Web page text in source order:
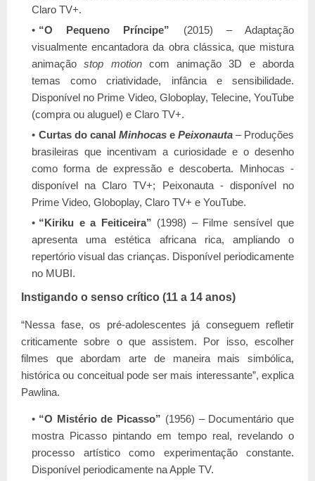
Claro TV+.
“O Pequeno Príncipe” (2015) – Adaptação
visualmente encantadora da obra clássica, que mistura
animaçãostop motioncom animação 3D e aborda
temas como criatividade, infância e sensibilidade.
Disponível no Prime Video, Globoplay, Telecine, YouTube
(compra ou aluguel) e Claro TV+.
Curtas do canal Minhocas e Peixonauta – Produções
brasileiras que incentivam a curiosidade e o desenho
como forma de expressão e descoberta. Minhocas -
disponível na Claro TV+; Peixonauta - disponível no
Prime Video, Globoplay, Claro TV+ e YouTube.
“Kiriku e a Feiticeira” (1998) – Filme sensível que
apresenta uma estética africana rica, ampliando o
repertório visual das crianças. Disponível periodicamente
no MUBI.
Instigando o senso crítico (11 a 14 anos)
“Nessa fase, os pré-adolescentes já conseguem refletir
criticamente sobre o que assistem. Por isso, escolher
filmes que abordam arte de maneira mais simbólica,
histórica ou conceitual pode ser mais interessante”, explica
Pawlina.
“O Mistério de Picasso” (1956) – Documentário que
mostra Picasso pintando em tempo real, revelando o
processo artístico como experimentação constante.
Disponível periodicamente na Apple TV.